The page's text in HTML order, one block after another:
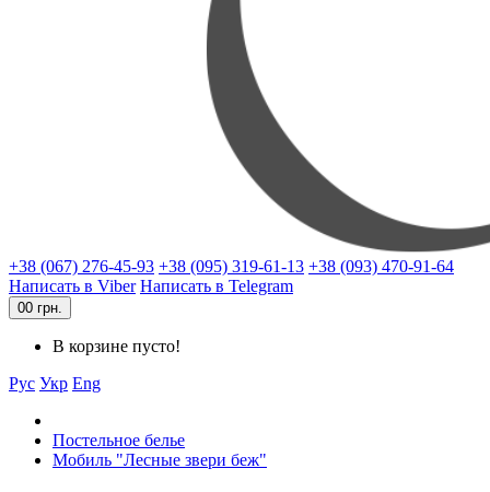
+38 (067) 276-45-93 +38 (095) 319-61-13 +38 (093) 470-91-64
Написать в Viber Написать в Telegram
00 грн.
В корзине пусто!
Рус Укр Eng
Постельное белье
Мобиль "Лесные звери беж"